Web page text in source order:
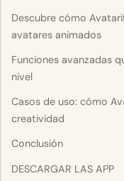
Descubre cómo
avatares animados
Funciones avanzadas
nivel
Casos de uso: cómo
creatividad
Conclusión
DESCARGAR LAS APP